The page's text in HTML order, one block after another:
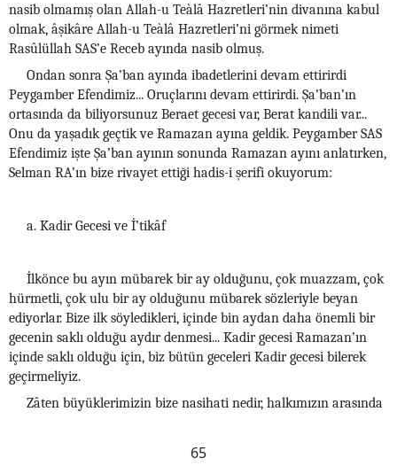
nasib olmamış olan Allah-u Teàlâ Hazretleri’nin divanına kabul
olmak, âşikâre Allah-u Teàlâ Hazretleri’ni görmek nimeti
Rasûlüllah SAS’e Receb ayında nasib olmuş.
Ondan sonra Şa’ban ayında ibadetlerini devam ettirirdi
Peygamber Efendimiz... Oruçlarını devam ettirirdi. Şa’ban’ın
ortasında da biliyorsunuz Beraet gecesi var, Berat kandili var...
Onu da yaşadık geçtik ve Ramazan ayına geldik. Peygamber SAS
Efendimiz işte Şa’ban ayının sonunda Ramazan ayını anlatırken,
Selman RA’ın bize rivayet ettiği hadis-i şerifi okuyorum:
a. Kadir Gecesi ve İ’tikâf
İlkönce bu ayın mübarek bir ay olduğunu, çok muazzam, çok
hürmetli, çok ulu bir ay olduğunu mübarek sözleriyle beyan
ediyorlar. Bize ilk söyledikleri, içinde bin aydan daha önemli bir
gecenin saklı olduğu aydır denmesi... Kadir gecesi Ramazan’ın
içinde saklı olduğu için, biz bütün geceleri Kadir gecesi bilerek
geçirmeliyiz.
Zâten büyüklerimizin bize nasihati nedir, halkımızın arasında
65